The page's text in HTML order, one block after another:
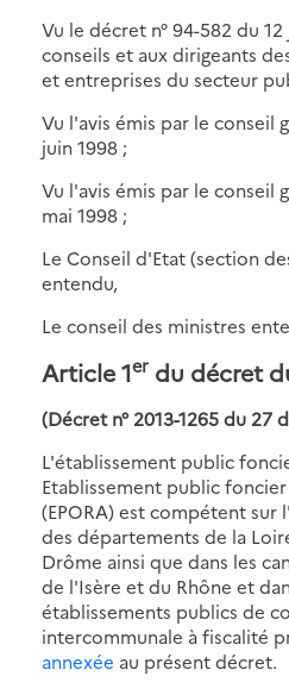
Vu le décret n° 94-582 du
conseils et aux dirigeants
et entreprises du secteur
Vu l'avis émis par le conseil
juin 1998 ;
Vu l'avis émis par le conseil
mai 1998 ;
Le Conseil d'Etat (section
entendu,
Le conseil des ministres
Article 1er du décret
(Décret n° 2013-1265 du 27
L'établissement public
Etablissement public
(EPORA) est compétent
des départements de la
Drôme ainsi que dans les
de l'Isère et du Rhône et
établissements publics de
intercommunale à fiscalité
annexée au présent décret.